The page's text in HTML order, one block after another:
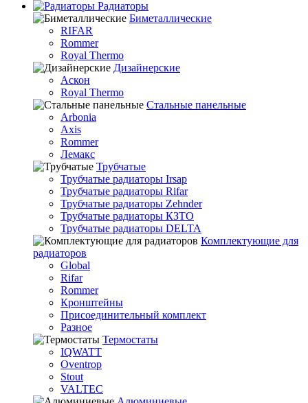
Радиаторы
Биметаллические
RIFAR
Rommer
Royal Thermo
Дизайнерские
Аскон
Royal Thermo
Стальные панельные
Arbonia
Axis
Rommer
Лемакс
Трубчатые
Трубчатые радиаторы Irsap
Трубчатые радиаторы Rifar
Трубчатые радиаторы Zehnder
Трубчатые радиаторы КЗТО
Трубчатые радиаторы DELTA
Комплектующие для
радиаторов
Global
Rifar
Rommer
Кронштейны
Присоединительный комплект
Разное
Термостаты
IQWATT
Oventrop
Stout
VALTEC